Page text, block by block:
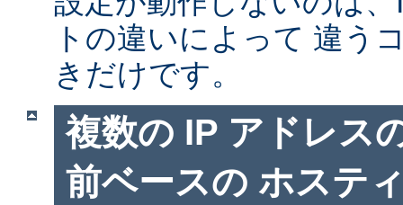
トの違いによって 違う
きだけです。
複数の IP アドレス
前ベースの ホステ